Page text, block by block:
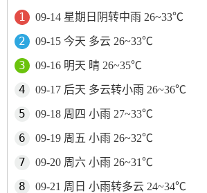
09-14 星期日阴转中雨 26~33℃
09-15 今天 多云 26~33℃
09-16 明天 晴 26~35℃
09-17 后天 多云转小雨 26~36℃
09-18 周四 小雨 27~33℃
09-19 周五 小雨 26~32℃
09-20 周六 小雨 26~31℃
09-21 周日 小雨转多云 24~34℃